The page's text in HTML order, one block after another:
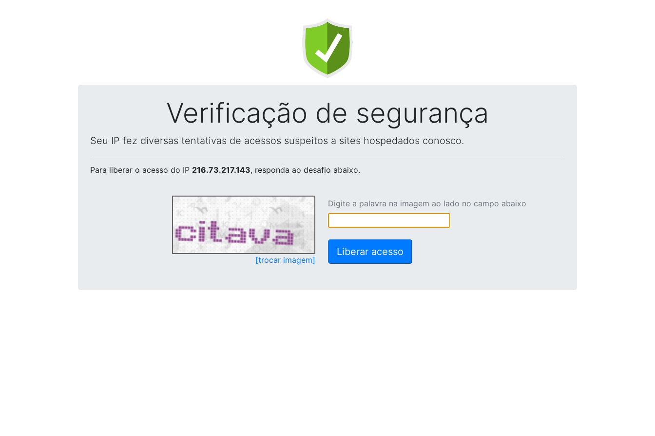
Verificação de segurança
Seu IP fez diversas tentativas de acessos suspeitos a sites hospedados conosco.
Para liberar o acesso do IP 216.73.217.143, responda ao desafio abaixo.
[trocar imagem]
Digite a palavra na imagem ao lado no campo abaixo